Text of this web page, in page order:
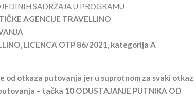
SADRŽAJA U PROGRAMU
AGENCIJE TRAVELLINO
LICENCA OTP 86/2021, kategorija A
od otkaza putovanja jer u suprotnom za svaki otkaz
– tačka 10 ODUSTAJANJE PUTNIKA OD